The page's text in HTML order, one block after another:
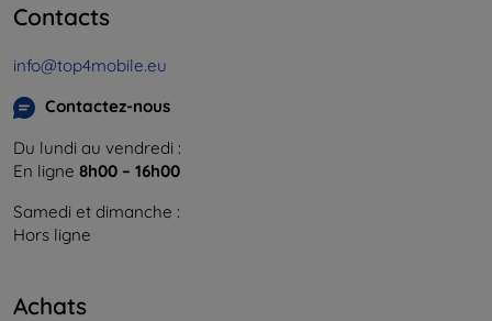
Contacts
info@top4mobile.eu
Contactez-nous
Du lundi au vendredi :
En ligne 8h00 – 16h00
Samedi et dimanche :
Hors ligne
Achats